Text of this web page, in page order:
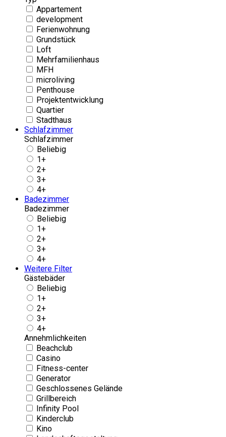
Appartement
development
Ferienwohnung
Grundstück
Loft
Mehrfamilienhaus
MFH
microliving
Penthouse
Projektentwicklung
Quartier
Stadthaus
Schlafzimmer
Schlafzimmer
Beliebig
1+
2+
3+
4+
Badezimmer
Badezimmer
Beliebig
1+
2+
3+
4+
Weitere Filter
Gästebäder
Beliebig
1+
2+
3+
4+
Annehmlichkeiten
Beachclub
Casino
Fitness-center
Generator
Geschlossenes Gelände
Grillbereich
Infinity Pool
Kinderclub
Kino